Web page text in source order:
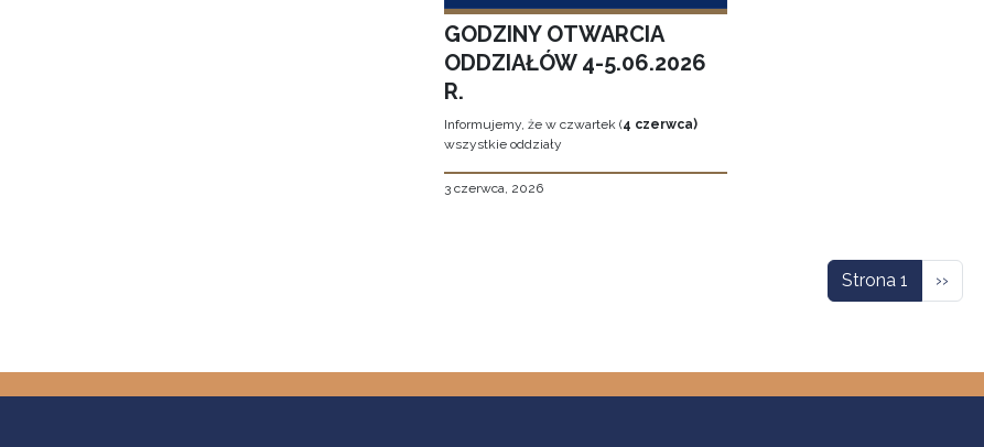
GODZINY OTWARCIA
ODDZIAŁÓW 4-5.06.2026
R.
Informujemy, że w czwartek (4 czerwca)
wszystkie oddziały
3 czerwca, 2026
Strona 1 ››